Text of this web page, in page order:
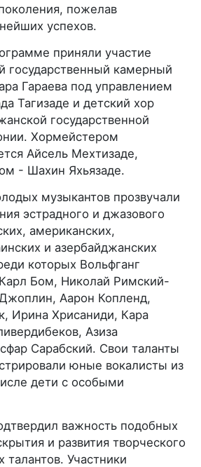
пожелав
успехов.
приняли участие
государственный камерный
Гараева под управлением
Тагизаде и детский хор
государственной
Хормейстером
Айсель Мехтизаде,
- Шахин Яхьязаде.
музыкантов прозвучали
эстрадного и джазового
американских,
и азербайджанских
которых Вольфганг
Бом, Николай Римский-
Аарон Копленд,
Ирина Хрисаниди, Кара
Азиза
Сарабский. Свои таланты
юные вокалисты из
дети с особыми
важность подобных
и развития творческого
Участники